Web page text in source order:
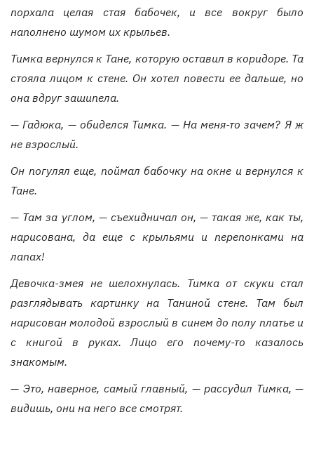
порхала целая стая бабочек, и все вокруг было
наполнено шумом их крыльев.
Тимка вернулся к Тане, которую оставил в коридоре. Та
стояла лицом к стене. Он хотел повести ее дальше, но
она вдруг зашипела.
— Гадюка, — обиделся Тимка. — На меня-то зачем? Я ж
не взрослый.
Он погулял еще, поймал бабочку на окне и вернулся к
Тане.
— Там за углом, — съехидничал он, — такая же, как ты,
нарисована, да еще с крыльями и перепонками на
лапах!
Девочка-змея не шелохнулась. Тимка от скуки стал
разглядывать картинку на Таниной стене. Там был
нарисован молодой взрослый в синем до полу платье и
с книгой в руках. Лицо его почему-то казалось
знакомым.
— Это, наверное, самый главный, — рассудил Тимка, —
видишь, они на него все смотрят.